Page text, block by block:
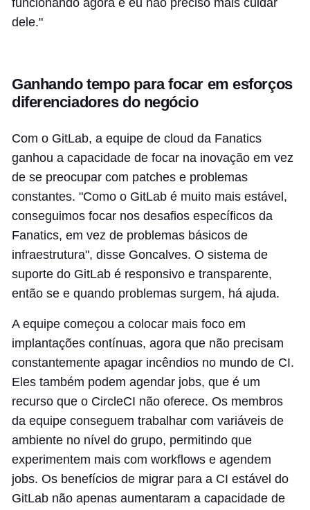
funcionando agora e eu não preciso mais cuidar
dele."
Ganhando tempo para focar em esforços
diferenciadores do negócio
Com o GitLab, a equipe de cloud da Fanatics
ganhou a capacidade de focar na inovação em vez
de se preocupar com patches e problemas
constantes. "Como o GitLab é muito mais estável,
conseguimos focar nos desafios específicos da
Fanatics, em vez de problemas básicos de
infraestrutura", disse Goncalves. O sistema de
suporte do GitLab é responsivo e transparente,
então se e quando problemas surgem, há ajuda.
A equipe começou a colocar mais foco em
implantações contínuas, agora que não precisam
constantemente apagar incêndios no mundo de CI.
Eles também podem agendar jobs, que é um
recurso que o CircleCI não oferece. Os membros
da equipe conseguem trabalhar com variáveis de
ambiente no nível do grupo, permitindo que
experimentem mais com workflows e agendem
jobs. Os benefícios de migrar para a CI estável do
GitLab não apenas aumentaram a capacidade de